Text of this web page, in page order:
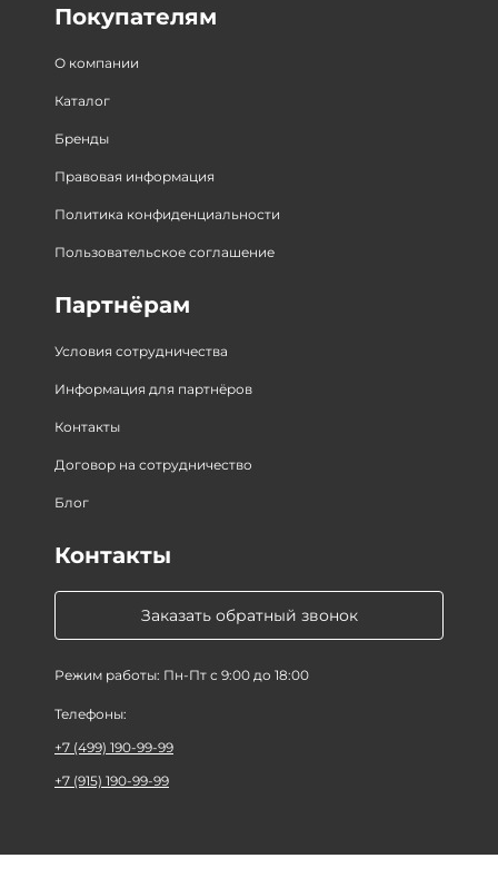
Покупателям
О компании
Каталог
Бренды
Правовая информация
Политика конфиденциальности
Пользовательское соглашение
Партнёрам
Условия сотрудничества
Информация для партнёров
Контакты
Договор на сотрудничество
Блог
Заказать обратный звонок
Режим работы: Пн-Пт с 9:00 до 18:00
Контакты
Телефоны:
+7 (499) 190-99-99
+7 (915) 190-99-99